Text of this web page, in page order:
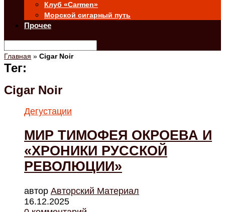
Клуб «Carmen»
Морской сигарный путь
Прочее
Главная » Cigar Noir
Тег:
Cigar Noir
Дегустации
МИР ТИМОФЕЯ ОКРОЕВА И
«ХРОНИКИ РУССКОЙ
РЕВОЛЮЦИИ»
автор Авторский Материал
16.12.2025